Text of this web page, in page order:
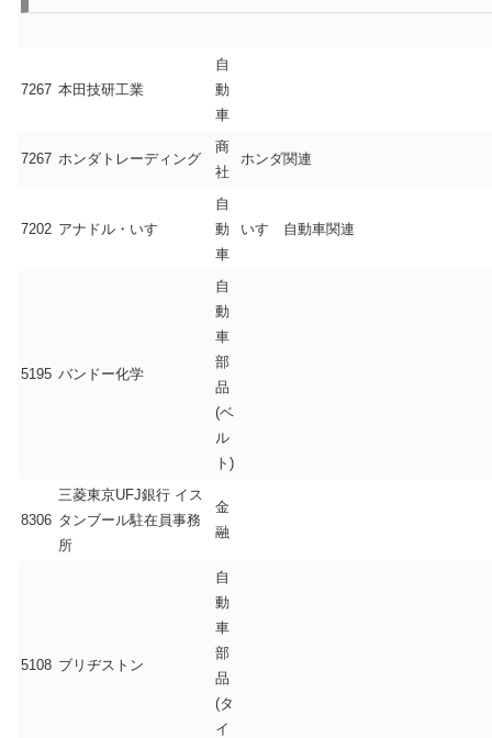
7267 本田技研工業
自
動
車
7267 ホンダトレーディング
商
社
ホンダ関連
7202 アナドル・いすゞ
自
動
車
いすゞ自動車関連
5195 バンドー化学
自
動
車
部
品
(ベ
ル
ト)
8306
三菱東京UFJ銀行 イス
タンブール駐在員事務
所
金
融
5108 ブリヂストン
自
動
車
部
品
(タ
イ